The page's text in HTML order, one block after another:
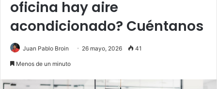
oficina hay aire
acondicionado? Cuéntanos
Juan Pablo Broin 26 mayo, 2026 41
Menos de un minuto